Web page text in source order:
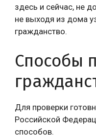
здесь и сейчас, не
не выходя из дома
гражданство.
Способы
Для проверки
Российской
способов.